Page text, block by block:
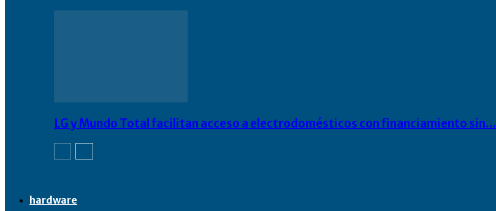
LG y Mundo Total facilitan acceso a electrodomésticos con financiamiento sin…
hardware